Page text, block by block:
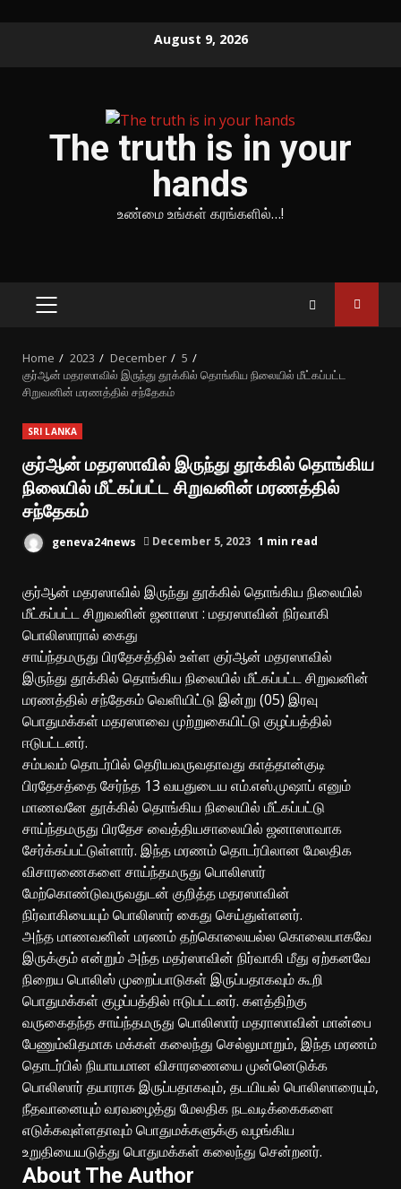
August 9, 2026
The truth is in your
hands
உண்மை உங்கள் கரங்களில்…!
PRIMARY
Home 2023 December
5
குர்ஆன் மதரஸாவில் இருந்து தூக்கில் தொங்கிய நிலையில் மீட்கப்பட்ட
சிறுவனின் மரணத்தில் சந்தேகம்
SRI LANKA
குர்ஆன் மதரஸாவில் இருந்து தூக்கில் தொங்கிய
நிலையில் மீட்கப்பட்ட சிறுவனின் மரணத்தில்
சந்தேகம்
geneva24news December 5, 2023 1 min read
குர்ஆன் மதரஸாவில் இருந்து தூக்கில் தொங்கிய நிலையில்
மீட்கப்பட்ட சிறுவனின் ஜனாஸா : மதரஸாவின் நிர்வாகி
பொலிஸாரால் கைது
சாய்ந்தமருது பிரதேசத்தில் உள்ள குர்ஆன் மதரஸாவில்
இருந்து தூக்கில் தொங்கிய நிலையில் மீட்கப்பட்ட சிறுவனின்
மரணத்தில் சந்தேகம் வெளியிட்டு இன்று (05) இரவு
பொதுமக்கள் மதரஸாவை முற்றுகையிட்டு குழப்பத்தில்
ஈடுபட்டனர்.
சம்பவம் தொடர்பில் தெரியவருவதாவது காத்தான்குடி
பிரதேசத்தை சேர்ந்த 13 வயதுடைய எம்.எஸ்.முஷாப் எனும்
மாணவனே தூக்கில் தொங்கிய நிலையில் மீட்கப்பட்டு
சாய்ந்தமருது பிரதேச வைத்தியசாலையில் ஜனாஸாவாக
சேர்க்கப்பட்டுள்ளார். இந்த மரணம் தொடர்பிலான மேலதிக
விசாரணைகளை சாய்ந்தமருது பொலிஸார்
மேற்கொண்டுவருவதுடன் குறித்த மதரஸாவின்
நிர்வாகியையும் பொலிஸார் கைது செய்துள்ளனர்.
அந்த மாணவனின் மரணம் தற்கொலையல்ல கொலையாகவே
இருக்கும் என்றும் அந்த மதர்ஸாவின் நிர்வாகி மீது ஏற்கனவே
நிறைய பொலிஸ் முறைப்பாடுகள் இருப்பதாகவும் கூறி
பொதுமக்கள் குழப்பத்தில் ஈடுபட்டனர். களத்திற்கு
வருகைதந்த சாய்ந்தமருது பொலிஸார் மதராஸாவின் மான்பை
பேணும்விதமாக மக்கள் கலைந்து செல்லுமாறும், இந்த மரணம்
தொடர்பில் நியாயமான விசாரணையை முன்னெடுக்க
பொலிஸார் தயாராக இருப்பதாகவும், தடயியல் பொலிஸாரையும்,
நீதவானையும் வரவழைத்து மேலதிக நடவடிக்கைகளை
எடுக்கவுள்ளதாவும் பொதுமக்களுக்கு வழங்கிய
உறுதியையடுத்து பொதுமக்கள் கலைந்து சென்றனர்.
About The Author